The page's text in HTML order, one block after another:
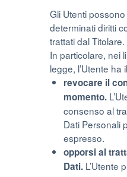
Gli Utenti
determinati diritti
trattati dal Titolare.
In particolare, nei
legge, l’Utente ha
revocare il
momento.
consenso al
Dati Personali
espresso.
opporsi al
Dati. L’Utente